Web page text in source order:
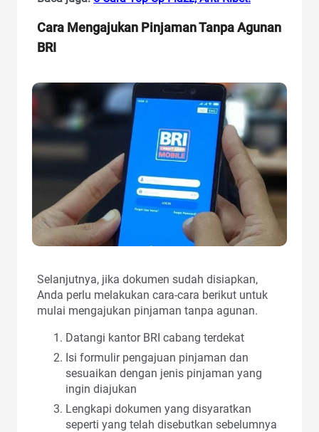
Cara Mengajukan Pinjaman Tanpa Agunan
BRI
Selanjutnya, jika dokumen sudah disiapkan,
Anda perlu melakukan cara-cara berikut untuk
mulai mengajukan pinjaman tanpa agunan.
Datangi kantor BRI cabang terdekat
Isi formulir pengajuan pinjaman dan
sesuaikan dengan jenis pinjaman yang
ingin diajukan
Lengkapi dokumen yang disyaratkan
seperti yang telah disebutkan sebelumnya